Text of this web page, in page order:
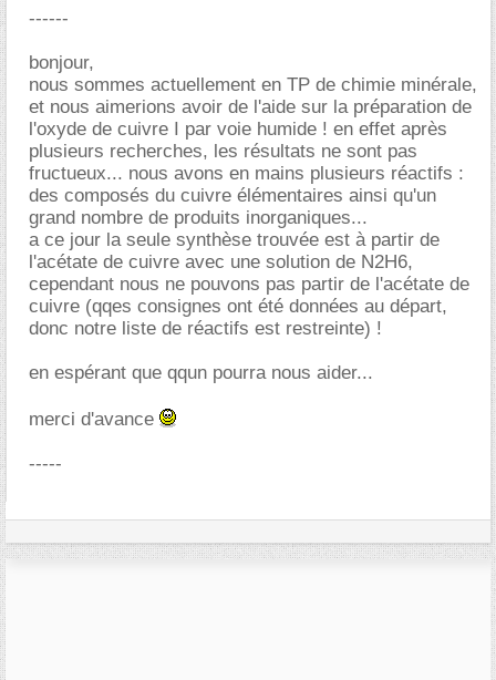
------
bonjour,
nous sommes actuellement en TP de chimie minérale,
et nous aimerions avoir de l'aide sur la préparation de
l'oxyde de cuivre I par voie humide ! en effet après
plusieurs recherches, les résultats ne sont pas
fructueux... nous avons en mains plusieurs réactifs :
des composés du cuivre élémentaires ainsi qu'un
grand nombre de produits inorganiques...
a ce jour la seule synthèse trouvée est à partir de
l'acétate de cuivre avec une solution de N2H6,
cependant nous ne pouvons pas partir de l'acétate de
cuivre (qqes consignes ont été données au départ,
donc notre liste de réactifs est restreinte) !
en espérant que qqun pourra nous aider...
merci d'avance
-----